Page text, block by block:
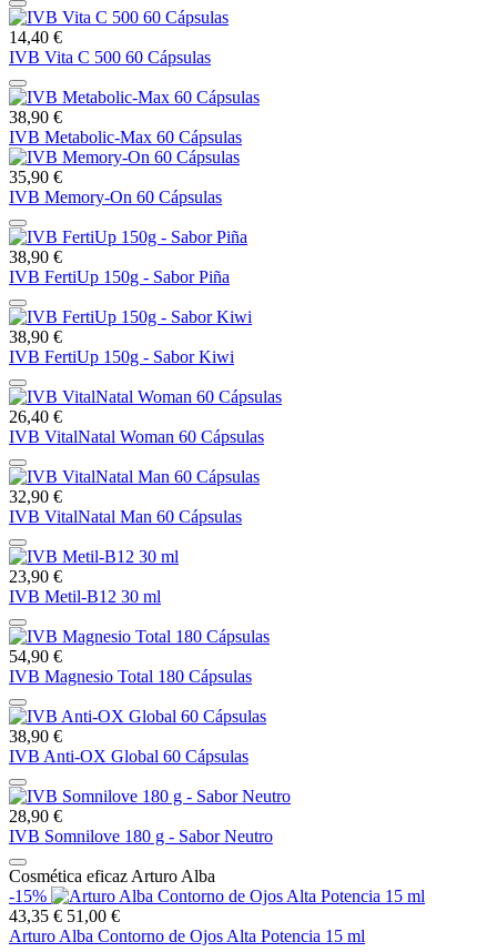
14,40 €
IVB Vita C 500 60 Cápsulas
38,90 €
IVB Metabolic-Max 60 Cápsulas
35,90 €
IVB Memory-On 60 Cápsulas
38,90 €
IVB FertiUp 150g - Sabor Piña
38,90 €
IVB FertiUp 150g - Sabor Kiwi
26,40 €
IVB VitalNatal Woman 60 Cápsulas
32,90 €
IVB VitalNatal Man 60 Cápsulas
23,90 €
IVB Metil-B12 30 ml
54,90 €
IVB Magnesio Total 180 Cápsulas
38,90 €
IVB Anti-OX Global 60 Cápsulas
28,90 €
IVB Somnilove 180 g - Sabor Neutro
Cosmética eficaz Arturo Alba
-15%
43,35 € 51,00 €
Arturo Alba Contorno de Ojos Alta Potencia 15 ml